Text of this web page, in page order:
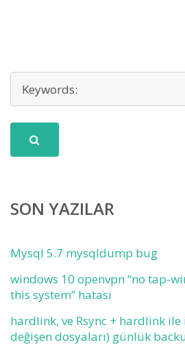
SON YAZILAR
Mysql 5.7 mysqldump bug
windows 10 openvpn “no tap-
this system” hatası
hardlink, ve Rsync + hardlink
değişen dosyaları) günlük